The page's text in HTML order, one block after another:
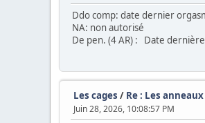
Ddo comp: date dernier
NA: non autorisé
De pen. (4 AR) : Date
Les cages / Re : Les anneaux
Juin 28, 2026, 10:08:57 PM